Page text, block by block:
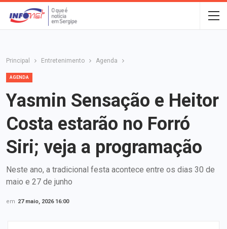
Principal Entretenimento Agenda
AGENDA
Yasmin Sensação e Heitor
Costa estarão no Forró
Siri; veja a programação
Neste ano, a tradicional festa acontece entre os dias 30 de
maio e 27 de junho
em 27 maio, 2026 16:00